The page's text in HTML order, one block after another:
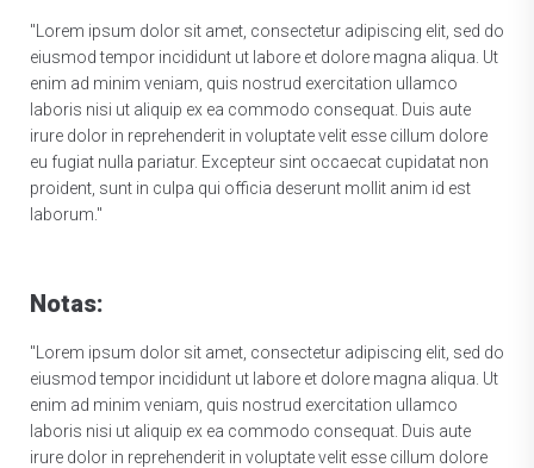
"Lorem ipsum dolor sit amet, consectetur adipiscing elit, sed do
eiusmod tempor incididunt ut labore et dolore magna aliqua. Ut
enim ad minim veniam, quis nostrud exercitation ullamco
laboris nisi ut aliquip ex ea commodo consequat. Duis aute
irure dolor in reprehenderit in voluptate velit esse cillum dolore
eu fugiat nulla pariatur. Excepteur sint occaecat cupidatat non
proident, sunt in culpa qui officia deserunt mollit anim id est
laborum."
Notas:
"Lorem ipsum dolor sit amet, consectetur adipiscing elit, sed do
eiusmod tempor incididunt ut labore et dolore magna aliqua. Ut
enim ad minim veniam, quis nostrud exercitation ullamco
laboris nisi ut aliquip ex ea commodo consequat. Duis aute
irure dolor in reprehenderit in voluptate velit esse cillum dolore